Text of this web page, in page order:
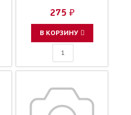
275 ₽
В КОРЗИНУ